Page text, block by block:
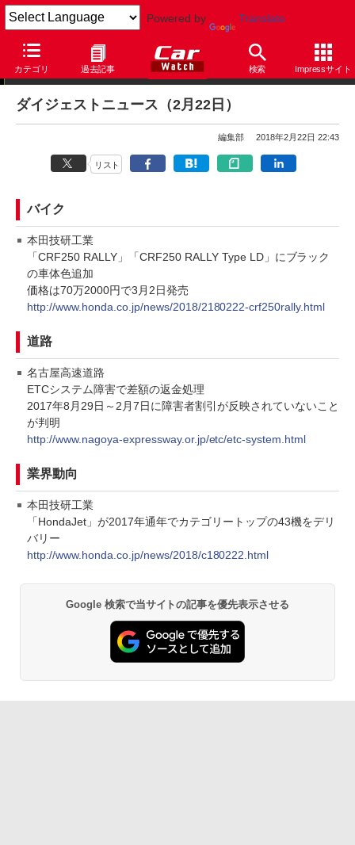
Powered by Translate
カテゴリ 過去記事 検索 Impressサイト
ダイジェストニュース
ダイジェストニュース（2月22日）
編集部 2018年2月22日 22:43
リスト
バイク
本田技研工業
「CRF250 RALLY」「CRF250 RALLY Type LD」にブラック
の車体色追加
価格は70万2000円で3月2日発売
http://www.honda.co.jp/news/2018/2180222-crf250rally.html
道路
名古屋高速道路
ETCシステム障害で差額の返金処理
2017年8月29日～2月7日に障害者割引が反映されていないこと
が判明
http://www.nagoya-expressway.or.jp/etc/etc-system.html
業界動向
本田技研工業
「HondaJet」が2017年通年でカテゴリートップの43機をデリ
バリー
http://www.honda.co.jp/news/2018/c180222.html
Google 検索で当サイトの記事を優先表示させる